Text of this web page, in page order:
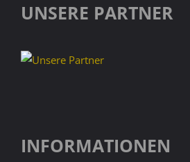
UNSERE PARTNER
INFORMATIONEN